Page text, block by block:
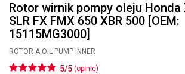
Rotor wirnik pompy oleju Honda
SLR FX FMX 650 XBR 500 [OEM:
15115MG3000]
ROTOR A OIL PUMP INNER
5/5 (opinie)